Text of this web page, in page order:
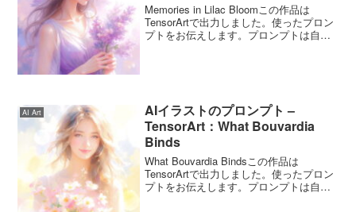
Memories in Lilac Bloomこの作品は
TensorArtで出力しました。使ったプロン
プトをお伝えします。プロンプトは自由
AI Art
AIイラストのプロンプト –
TensorArt：What Bouvardia
Binds
What Bouvardia Bindsこの作品は
TensorArtで出力しました。使ったプロン
プトをお伝えします。プロンプトは自由